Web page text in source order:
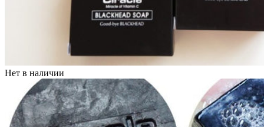
Нет в наличии